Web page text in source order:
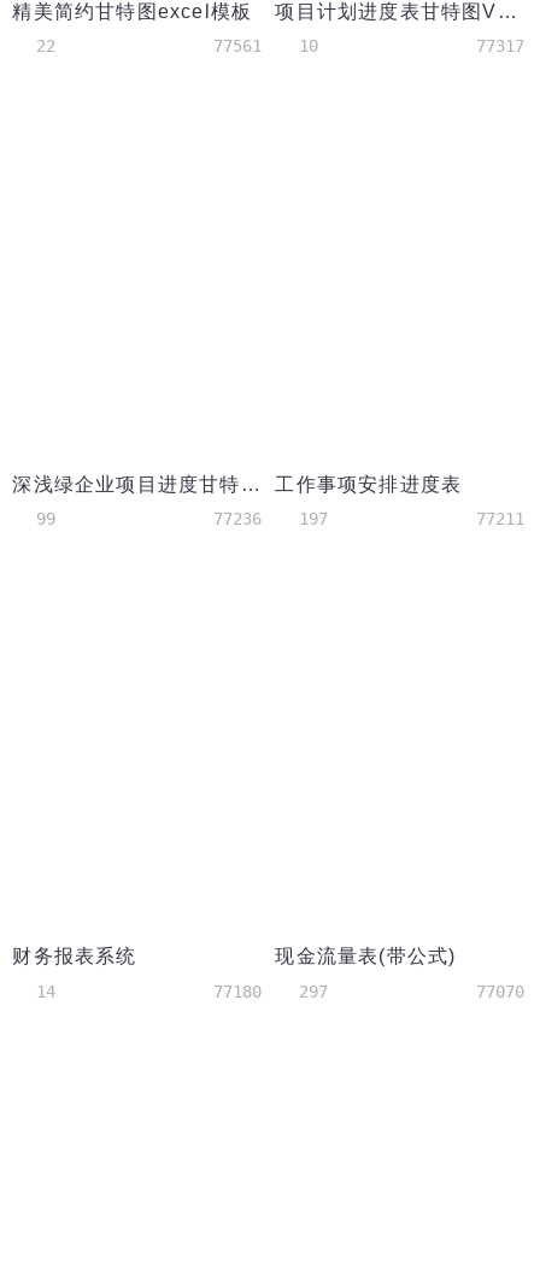
精美简约甘特图excel模板
22 77561
项目计划进度表甘特图VS实际表
10 77317
深浅绿企业项目进度甘特图模板
99 77236
工作事项安排进度表
197 77211
财务报表系统
14 77180
现金流量表(带公式)
297 77070